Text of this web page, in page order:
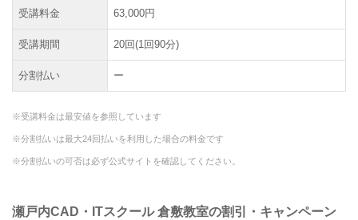
受講料金 63,000円
受講期間 20回(1回90分)
分割払い ー
※受講料金は最安値を参照しています
※分割払いは最大24回払いを利用した場合の料金です
※分割払いの可否は必ず公式サイトを確認してください。
瀬戸内CAD・ITスクール 倉敷教室の割引・キャンペーン